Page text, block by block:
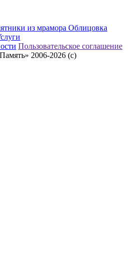
из мрамора Облицовка
Пользовательское соглашение
2006-2026 (с)